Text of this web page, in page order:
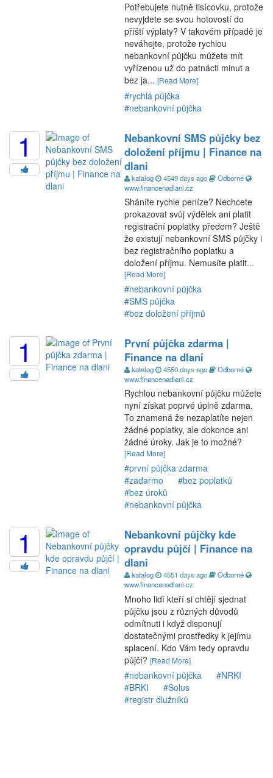
Potřebujete nutně tisícovku, protože
nevyjdete se svou hotovostí do
příští výplaty? V takovém případě je
neváhejte, protože rychlou
nebankovní půjčku můžete mít
vyřízenou už do patnácti minut a
bez ja... [Read More]
#rychlá půjčka
#nebankovní půjčka
1
Nebankovní SMS půjčky bez
doložení příjmu | Finance na
dlani
katalog 4549 days ago
Odborné
www.financenadlani.cz
Sháníte rychle peníze? Nechcete
prokazovat svůj výdělek ani platit
registrační poplatky předem? Ještě
že existují nebankovní SMS půjčky i
bez registračního poplatku a
doložení příjmu. Nemusíte platit...
[Read More]
#nebankovní půjčka
#SMS půjčka
#bez doložení příjmů
1
První půjčka zdarma |
Finance na dlani
katalog 4550 days ago
Odborné
www.financenadlani.cz
Rychlou nebankovní půjčku můžete
nyní získat poprvé úplně zdarma.
To znamená že nezaplatíte nejen
žádné poplatky, ale dokonce ani
žádné úroky. Jak je to možné?
[Read More]
#první půjčka zdarma
#zadarmo
#bez poplatků
#bez úroků
#nebankovní půjčka
1
Nebankovní půjčky kde
opravdu půjčí | Finance na
dlani
katalog 4551 days ago
Odborné
www.financenadlani.cz
Mnoho lidí kteří si chtějí sjednat
půjčku jsou z různých důvodů
odmítnuti i když disponují
dostatečnými prostředky k jejímu
splacení. Kdo Vám tedy opravdu
půjčí? [Read More]
#nebankovní půjčka
#NRKI
#BRKI
#Solus
#registr dlužníků